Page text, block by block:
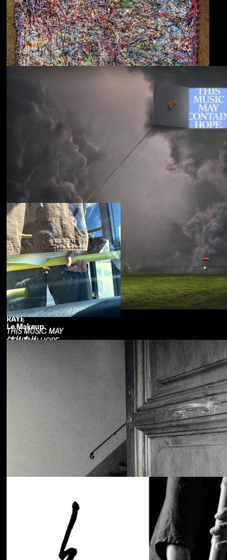
Blu & Exile
Time Heals Everything
Souled American
RAYE
THIS MUSIC MAY
CONTAIN HOPE.
Le Makeup
はじまり